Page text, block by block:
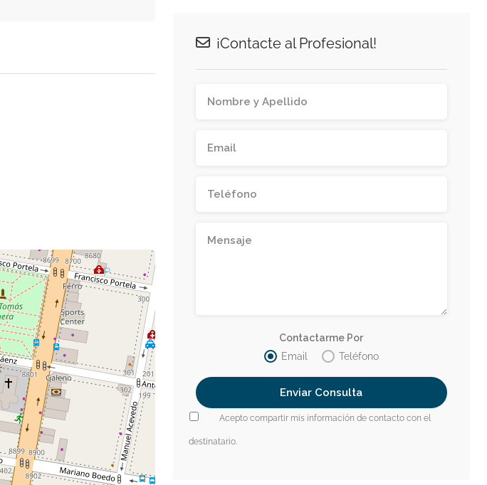
¡Contacte al Profesional!
Contactarme Por
Email
Teléfono
Acepto compartir mis información de contacto con el
destinatario.